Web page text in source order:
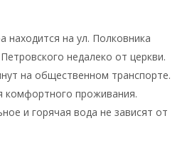
находится на ул. Полковника
недалеко от церкви.
на общественном транспорте.
комфортного проживания.
и горячая вода не зависят от